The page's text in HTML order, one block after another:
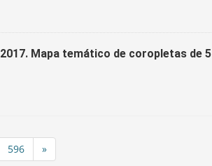
Mapa temático de coropletas de 5
596 »